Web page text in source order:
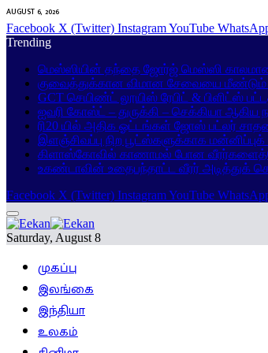
AUGUST 6, 2026
Facebook X (Twitter) InstagramYouTube
Trending
மெஸ்ஸியின் தந்தை ஜோர்ஜ் மெஸ்ஸி
குவைத்துக்கான விமான சேவையை
GCT செயிண்ட் லூயிஸ் ரேபிட் & பிளிட்ஸ்
ஐவரி கோஸ்ட் – துருக்கி – செக்கியா ஆகிய
ரி20 யில் அதிக ஓட்டங்கள் ஜோஸ் பட்லர்
இளஞ்சிவப்பு நிற பூட்ஸ்களுக்காக
கிளாஸ்கோவில் காணாமல் போன
உகண்டாவின் உதைபந்தாட்ட வீரர் அடித்துக்
Facebook X (Twitter) InstagramYouTube
Saturday, August 8
முகப்பு
இலங்கை
இந்தியா
உலகம்